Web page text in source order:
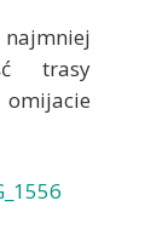
trasy